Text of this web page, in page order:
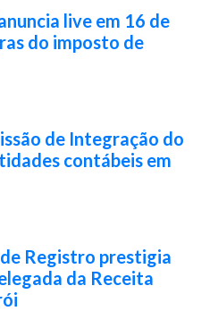
live em 16 de
do imposto de
de Integração do
contábeis em
Registro prestigia
da Receita